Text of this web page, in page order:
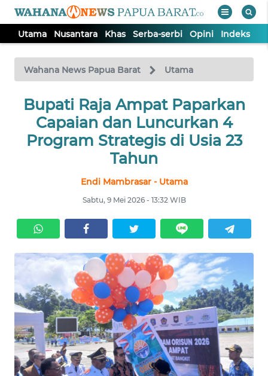
Utama Nusantara Khas Serba-serbi Opini Indeks
Wahana News Papua Barat Utama
Bupati Raja Ampat Paparkan
Capaian dan Luncurkan 4
Program Strategis di Usia 23
Tahun
Endi Mambrasar - Utama
Sabtu, 9 Mei 2026 - 13:32 WIB
TV
Tutup
UTAMA
NUSANTARA
SERBI
OPINI
Informasi
INDEKS
KONTAK
KAMI